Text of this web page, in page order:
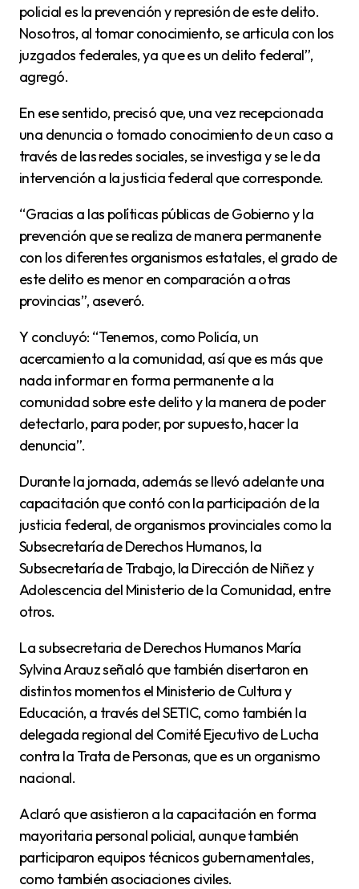
policial es la prevención y represión de este delito.
Nosotros, al tomar conocimiento, se articula con los
juzgados federales, ya que es un delito federal”,
agregó.
En ese sentido, precisó que, una vez recepcionada
una denuncia o tomado conocimiento de un caso a
través de las redes sociales, se investiga y se le da
intervención a la justicia federal que corresponde.
“Gracias a las políticas públicas de Gobierno y la
prevención que se realiza de manera permanente
con los diferentes organismos estatales, el grado de
este delito es menor en comparación a otras
provincias”, aseveró.
Y concluyó: “Tenemos, como Policía, un
acercamiento a la comunidad, así que es más que
nada informar en forma permanente a la
comunidad sobre este delito y la manera de poder
detectarlo, para poder, por supuesto, hacer la
denuncia”.
Durante la jornada, además se llevó adelante una
capacitación que contó con la participación de la
justicia federal, de organismos provinciales como la
Subsecretaría de Derechos Humanos, la
Subsecretaría de Trabajo, la Dirección de Niñez y
Adolescencia del Ministerio de la Comunidad, entre
otros.
La subsecretaria de Derechos Humanos María
Sylvina Arauz señaló que también disertaron en
distintos momentos el Ministerio de Cultura y
Educación, a través del SETIC, como también la
delegada regional del Comité Ejecutivo de Lucha
contra la Trata de Personas, que es un organismo
nacional.
Aclaró que asistieron a la capacitación en forma
mayoritaria personal policial, aunque también
participaron equipos técnicos gubernamentales,
como también asociaciones civiles.